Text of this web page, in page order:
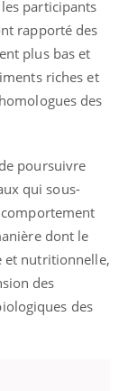
participants
rapporté des
plus bas et
riches et
des
poursuivre
qui sous-
dont le
et nutritionnelle,
des
des